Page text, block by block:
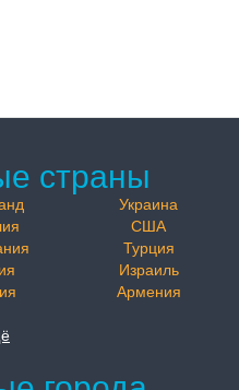
страны
Украина
США
Турция
Израиль
Армения